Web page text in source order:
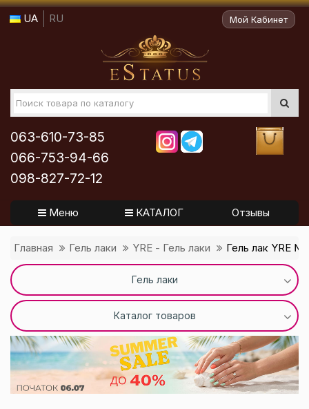
UA RU Мой Кабинет
063-610-73-85
066-753-94-66
098-827-72-12
Меню КАТАЛОГ Отзывы
Главная Гель лаки YRE - Гель лаки Гель лак YRE
Гель лаки
Каталог товаров